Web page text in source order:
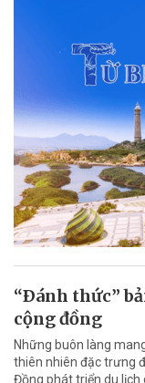
“Ðánh thức”
cộng đồng
Những buôn làng
thiên nhiên đặc trưng
Đồng phát triển du lịch